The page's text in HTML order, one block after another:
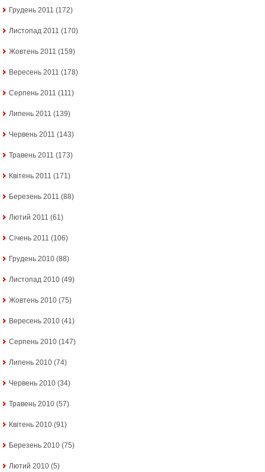
Грудень 2011 (172)
Листопад 2011 (170)
Жовтень 2011 (159)
Вересень 2011 (178)
Серпень 2011 (111)
Липень 2011 (139)
Червень 2011 (143)
Травень 2011 (173)
Квітень 2011 (171)
Березень 2011 (88)
Лютий 2011 (61)
Січень 2011 (106)
Грудень 2010 (88)
Листопад 2010 (49)
Жовтень 2010 (75)
Вересень 2010 (41)
Серпень 2010 (147)
Липень 2010 (74)
Червень 2010 (34)
Травень 2010 (57)
Квітень 2010 (91)
Березень 2010 (75)
Лютий 2010 (5)